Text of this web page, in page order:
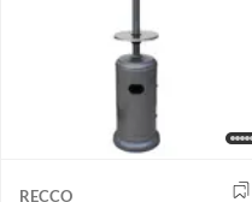
RECCO